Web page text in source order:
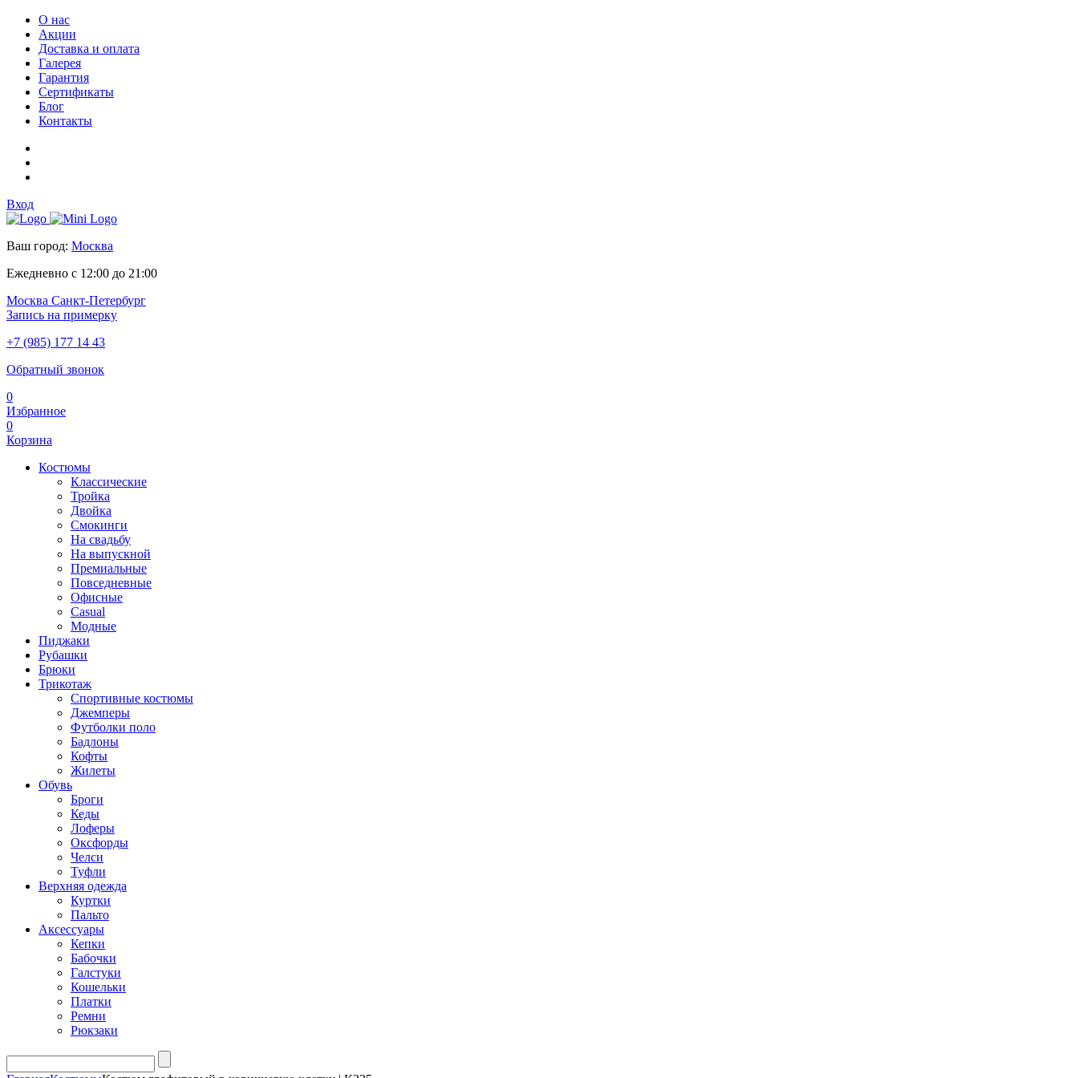
О нас
Акции
Доставка и оплата
Галерея
Гарантия
Сертификаты
Блог
Контакты
Вход
Ваш город: Москва
Ежедневно с 12:00 до 21:00
Москва Санкт-Петербург
Запись на примерку
+7 (985) 177 14 43
Обратный звонок
0
Избранное
0
Корзина
Костюмы
Классические
Тройка
Двойка
Смокинги
На свадьбу
На выпускной
Премиальные
Повседневные
Офисные
Casual
Модные
Пиджаки
Рубашки
Брюки
Трикотаж
Спортивные костюмы
Джемперы
Футболки поло
Бадлоны
Кофты
Жилеты
Обувь
Броги
Кеды
Лоферы
Оксфорды
Челси
Туфли
Верхняя одежда
Куртки
Пальто
Аксессуары
Кепки
Бабочки
Галстуки
Кошельки
Платки
Ремни
Рюкзаки